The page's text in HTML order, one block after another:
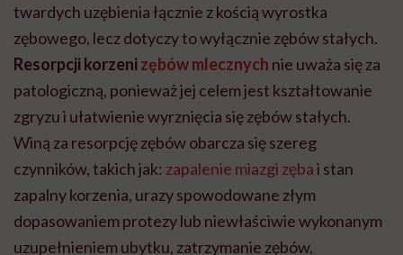
twardych uzębienia łącznie z kością wyrostka
zębowego, lecz dotyczy to wyłącznie zębów stałych.
Resorpcji korzeni zębów mlecznych nie uważa się za
patologiczną, ponieważ jej celem jest kształtowanie
zgryzu i ułatwienie wyrznięcia się zębów stałych.
Winą za resorpcję zębów obarcza się szereg
czynników, takich jak: zapalenie miazgi zębai stan
zapalny korzenia, urazy spowodowane złym
dopasowaniem protezy lub niewłaściwie wykonanym
uzupełnieniem ubytku, zatrzymanie zębów,